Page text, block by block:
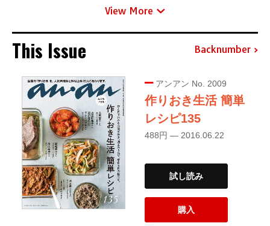
View More
This Issue Backnumber
アンアン No. 2009
作りおき生活 簡単
レシピ135
488円 — 2016.06.22
試し読み
購入